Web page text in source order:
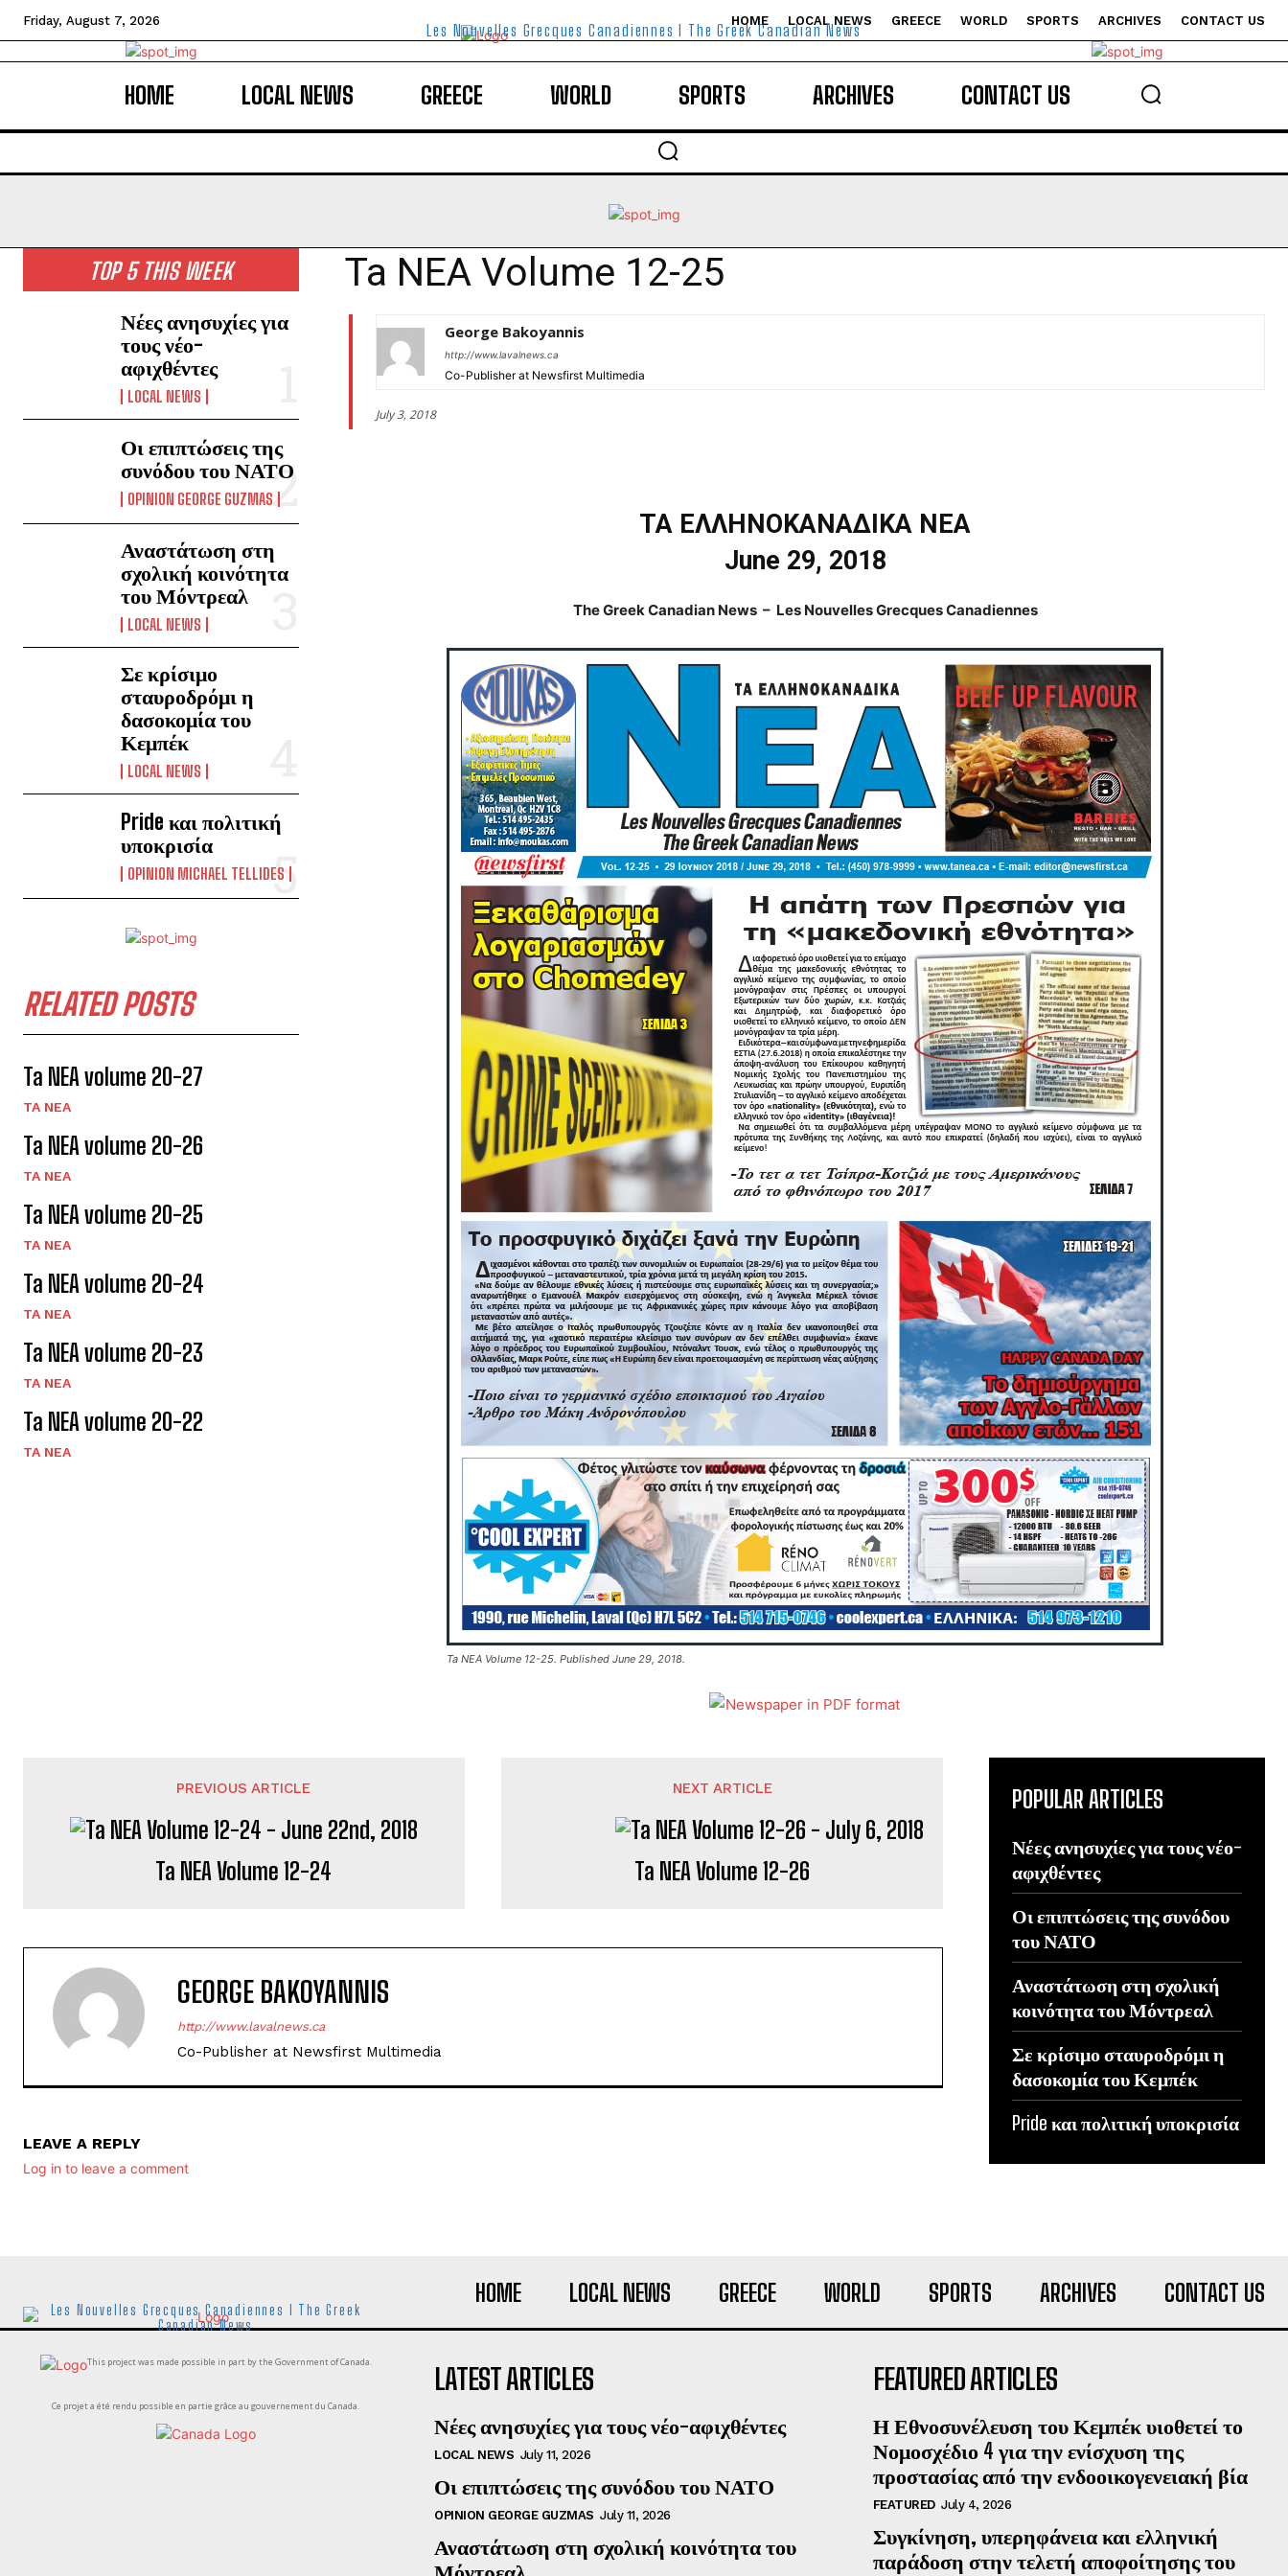
Friday, August 7, 2026 HOME LOCAL NEWS GREECE WORLD SPORTS ARCHIVES CONTACT US
Les Nouvelles Grecques Canadiennes I The Greek Canadian News
HOME LOCAL NEWS GREECE WORLD SPORTS ARCHIVES CONTACT US
TOP 5 THIS WEEK
Νέες ανησυχίες για
τους νέο-
αφιχθέντες
LOCAL NEWS
Οι επιπτώσεις της
συνόδου του ΝΑΤΟ
OPINION GEORGE GUZMAS
Αναστάτωση στη
σχολική κοινότητα
του Μόντρεαλ
LOCAL NEWS
Σε κρίσιμο
σταυροδρόμι η
δασοκομία του
Κεμπέκ
LOCAL NEWS
Pride και πολιτική
υποκρισία
OPINION MICHAEL TELLIDES
RELATED POSTS
Ta NEA volume 20-27
TA NEA
Ta NEA volume 20-26
TA NEA
Ta NEA volume 20-25
TA NEA
Ta NEA volume 20-24
TA NEA
Ta NEA volume 20-23
TA NEA
Ta NEA volume 20-22
TA NEA
Ta NEA Volume 12-25
George Bakoyannis
http://www.lavalnews.ca
Co-Publisher at Newsfirst Multimedia
July 3, 2018
ΤΑ ΕΛΛΗΝΟΚΑΝΑΔΙΚΑ ΝΕΑ
June 29, 2018
The Greek Canadian News – Les Nouvelles Grecques Canadiennes
Ta NEA Volume 12-25. Published June 29, 2018.
PREVIOUS ARTICLE
Ta NEA Volume 12-24
NEXT ARTICLE
Ta NEA Volume 12-26
GEORGE BAKOYANNIS
http://www.lavalnews.ca
Co-Publisher at Newsfirst Multimedia
LEAVE A REPLY
Log in to leave a comment
POPULAR ARTICLES
Νέες ανησυχίες για τους νέο-
αφιχθέντες
Οι επιπτώσεις της συνόδου
του ΝΑΤΟ
Αναστάτωση στη σχολική
κοινότητα του Μόντρεαλ
Σε κρίσιμο σταυροδρόμι η
δασοκομία του Κεμπέκ
Pride και πολιτική υποκρισία
HOME LOCAL NEWS GREECE WORLD SPORTS ARCHIVES CONTACT US
Les Nouvelles Grecques Canadiennes I The Greek
Canadian News
This project was made possible in part by the Government of Canada.
Ce projet a été rendu possible en partie grâce au gouvernement du Canada.
LATEST ARTICLES
Νέες ανησυχίες για τους νέο-αφιχθέντες
LOCAL NEWS July 11, 2026
Οι επιπτώσεις της συνόδου του ΝΑΤΟ
OPINION GEORGE GUZMAS July 11, 2026
Αναστάτωση στη σχολική κοινότητα του
FEATURED ARTICLES
Η Εθνοσυνέλευση του Κεμπέκ υιοθετεί το
Νομοσχέδιο 4 για την ενίσχυση της
προστασίας από την ενδοοικογενειακή βία
FEATURED July 4, 2026
Συγκίνηση, υπερηφάνεια και ελληνική
παράδοση στην τελετή αποφοίτησης του